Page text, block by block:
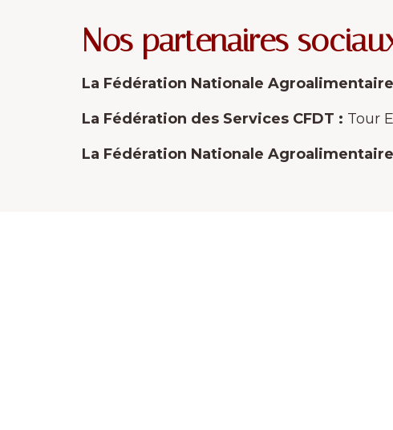
Nos partenaires
La Fédération Nationale
La Fédération des Services CFDT : Tour
La Fédération Nationale Agroalimentaire